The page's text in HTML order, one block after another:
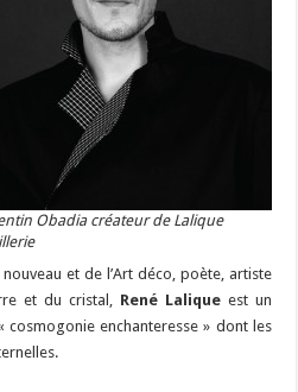
Obadia créateur de Lalique
et de l’Art déco, poète, artiste
et du cristal, René Laliqueest un
cosmogonie enchanteresse » dont les